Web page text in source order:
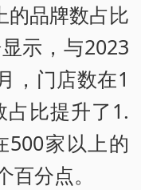
的品牌数占比
示，与2023
，门店数在1
占比提升了1.
500家以上的
分点。